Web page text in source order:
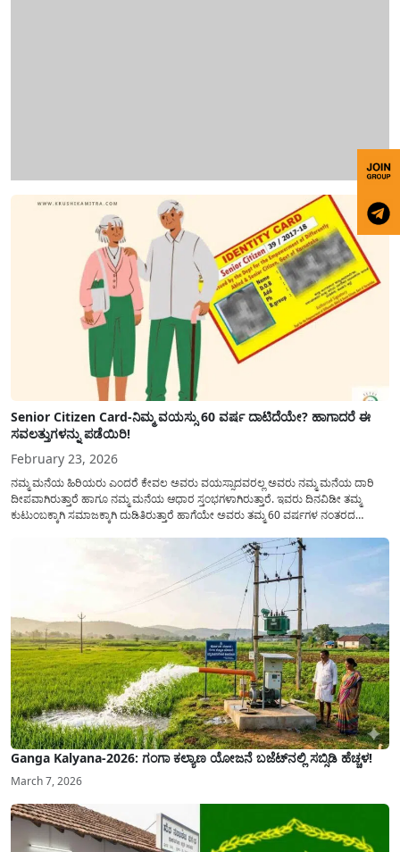
Senior Citizen Card-ನಿಮ್ಮ ವಯಸ್ಸು 60 ವರ್ಷ ದಾಟಿದೆಯೇ? ಹಾಗಾದರೆ ಈ
ಸವಲತ್ತುಗಳನ್ನು ಪಡೆಯಿರಿ!
February 23, 2026
ನಮ್ಮ ಮನೆಯ ಹಿರಿಯರು ಎಂದರೆ ಕೇವಲ ಅವರು ವಯಸ್ಸಾದವರಲ್ಲ ಅವರು ನಮ್ಮ ಮನೆಯ ದಾರಿ
ದೀಪವಾಗಿರುತ್ತಾರೆ ಹಾಗೂ ನಮ್ಮ ಮನೆಯ ಆಧಾರ ಸ್ತಂಭಗಳಾಗಿರುತ್ತಾರೆ. ಇವರು ದಿನವಿಡೀ ತಮ್ಮ
ಕುಟುಂಬಕ್ಕಾಗಿ ಸಮಾಜಕ್ಕಾಗಿ ದುಡಿತಿರುತ್ತಾರೆ ಹಾಗೆಯೇ ಅವರು ತಮ್ಮ 60 ವರ್ಷಗಳ ನಂತರದ
Ganga Kalyana-2026: ಗಂಗಾ ಕಲ್ಯಾಣ ಯೋಜನೆ ಬಜೆಟ್‌ನಲ್ಲಿ ಸಬ್ಸಿಡಿ ಹೆಚ್ಚಳ!
March 7, 2026